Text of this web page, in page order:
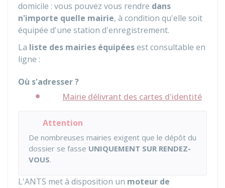
domicile : vous pouvez vous rendre dans
n'importe quelle mairie, à condition qu'elle soit
équipée d'une station d'enregistrement.
La liste des mairies équipéesest consultable en
ligne :
Où s'adresser ?
Mairie délivrant des cartes d'identité
Attention
De nombreuses mairies exigent que le dépôt du
dossier se fasse UNIQUEMENT SUR RENDEZ-
VOUS.
L'ANTS met à disposition un moteur de